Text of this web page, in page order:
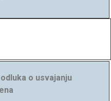
o usvajanju